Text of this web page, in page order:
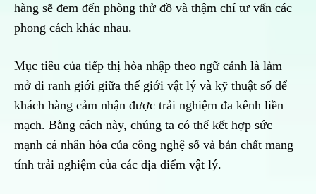
hàng sẽ đem đến phòng thử đồ và thậm chí tư vấn các
phong cách khác nhau.
Mục tiêu của tiếp thị hòa nhập theo ngữ cảnh là làm
mở đi ranh giới giữa thế giới vật lý và kỹ thuật số để
khách hàng cảm nhận được trải nghiệm đa kênh liền
mạch. Bằng cách này, chúng ta có thể kết hợp sức
mạnh cá nhân hóa của công nghệ số và bản chất mang
tính trải nghiệm của các địa điểm vật lý.